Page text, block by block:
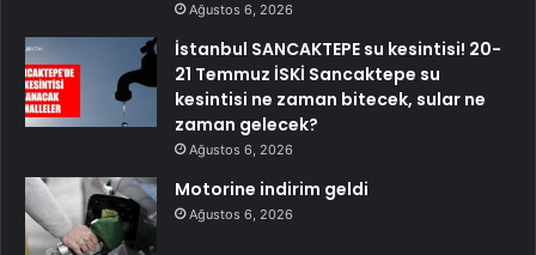
Ağustos 6, 2026
İstanbul SANCAKTEPE su kesintisi! 20-
21 Temmuz İSKİ Sancaktepe su
kesintisi ne zaman bitecek, sular ne
zaman gelecek?
Ağustos 6, 2026
Motorine indirim geldi
Ağustos 6, 2026